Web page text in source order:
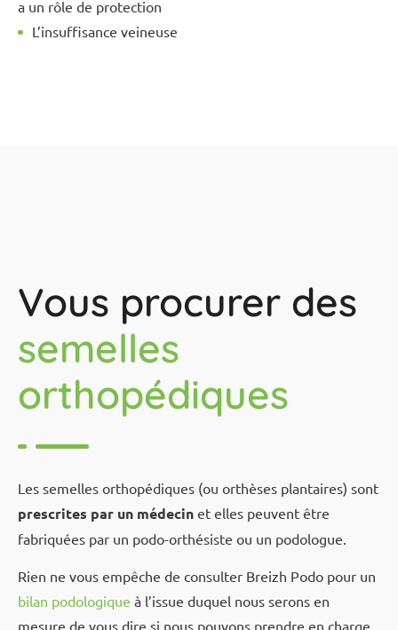
a un rôle de protection
L’insuffisance veineuse
Vous procurer des
semelles
orthopédiques
Les semelles orthopédiques (ou orthèses plantaires) sont
prescrites par un médecin et elles peuvent être
fabriquées par un podo-orthésiste ou un podologue.
Rien ne vous empêche de consulter Breizh Podo pour un
bilan podologique à l’issue duquel nous serons en
mesure de vous dire si nous pouvons prendre en charge